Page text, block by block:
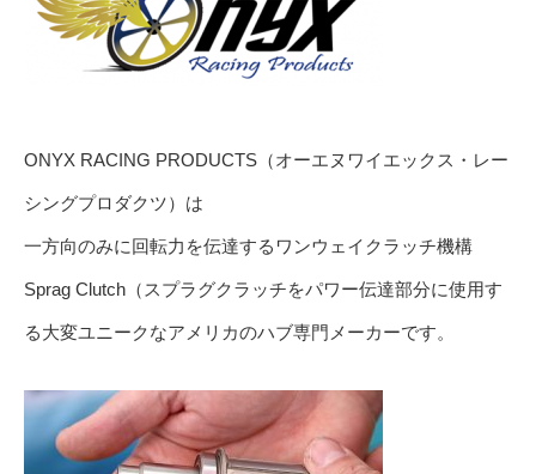
ONYX RACING PRODUCTS（オーエヌワイエックス・レー
シングプロダクツ）は
一方向のみに回転力を伝達するワンウェイクラッチ機構
Sprag Clutch（スプラグクラッチをパワー伝達部分に使用す
る大変ユニークなアメリカのハブ専門メーカーです。